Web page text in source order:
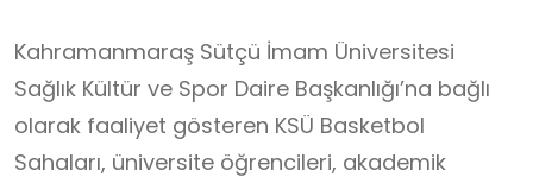
Kahramanmaraş Sütçü İmam Üniversitesi
Sağlık Kültür ve Spor Daire Başkanlığı’na bağlı
olarak faaliyet gösteren KSÜ Basketbol
Sahaları, üniversite öğrencileri, akademik